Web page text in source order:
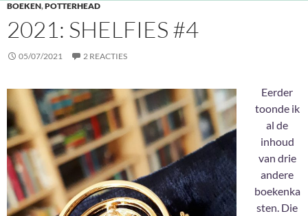
BOEKEN,POTTERHEAD
2021: SHELFIES #4
05/07/2021 2 REACTIES
Eerder
toonde ik
al de
inhoud
van drie
andere
boekenka
sten. Die